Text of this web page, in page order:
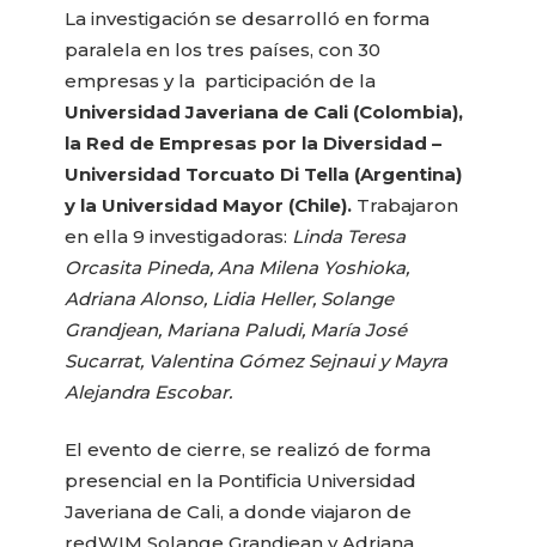
La investigación se desarrolló en forma
paralela en los tres países, con 30
empresas y la participación de la
Universidad Javeriana de Cali (Colombia),
la Red de Empresas por la Diversidad –
Universidad Torcuato Di Tella (Argentina)
y la Universidad Mayor (Chile). Trabajaron
en ella 9 investigadoras: Linda Teresa
Orcasita Pineda, Ana Milena Yoshioka,
Adriana Alonso, Lidia Heller, Solange
Grandjean, Mariana Paludi, María José
Sucarrat, Valentina Gómez Sejnaui y Mayra
Alejandra Escobar.
El evento de cierre, se realizó de forma
presencial en la Pontificia Universidad
Javeriana de Cali, a donde viajaron de